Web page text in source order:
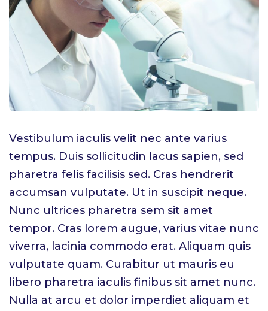
Vestibulum iaculis velit nec ante varius
tempus. Duis sollicitudin lacus sapien, sed
pharetra felis facilisis sed. Cras hendrerit
accumsan vulputate. Ut in suscipit neque.
Nunc ultrices pharetra sem sit amet
tempor. Cras lorem augue, varius vitae nunc
viverra, lacinia commodo erat. Aliquam quis
vulputate quam. Curabitur ut mauris eu
libero pharetra iaculis finibus sit amet nunc.
Nulla at arcu et dolor imperdiet aliquam et